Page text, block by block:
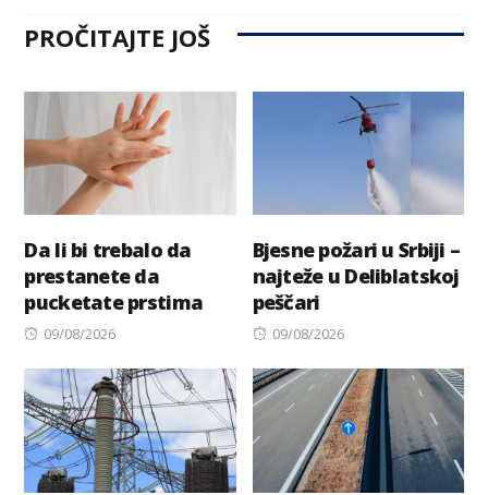
PROČITAJTE JOŠ
Da li bi trebalo da
prestanete da
pucketate prstima
Posted
09/08/2026
Bjesne požari u Srbiji –
najteže u Deliblatskoj
peščari
Posted
09/08/2026